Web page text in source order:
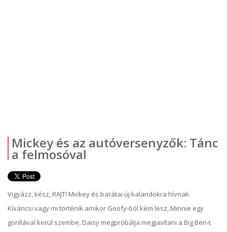
Mickey és az autóversenyzők: Tánc
a felmosóval
Vigyázz, kész, RAJT! Mickey és barátai új kalandokra hívnak.
Kíváncsi vagy mi történik amikor Goofy-ból kém lesz, Minnie egy
gorillával kerül szembe, Daisy megpróbálja megjavítani a Big Ben-t